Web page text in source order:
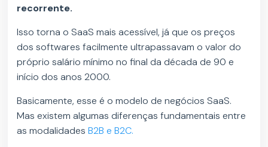
recorrente.
Isso torna o SaaS mais acessível, já que os preços
dos softwares facilmente ultrapassavam o valor do
próprio salário mínimo no final da década de 90 e
início dos anos 2000.
Basicamente, esse é o modelo de negócios SaaS.
Mas existem algumas diferenças fundamentais entre
as modalidadesB2B e B2C.